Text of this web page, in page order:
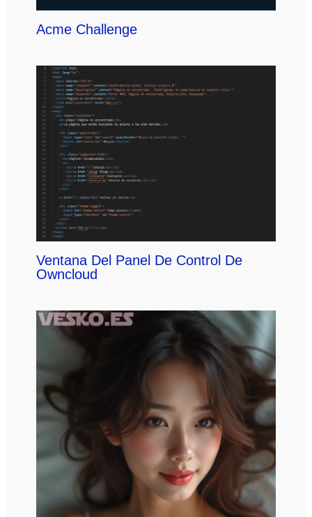
Acme Challenge
Ventana Del Panel De Control De
Owncloud